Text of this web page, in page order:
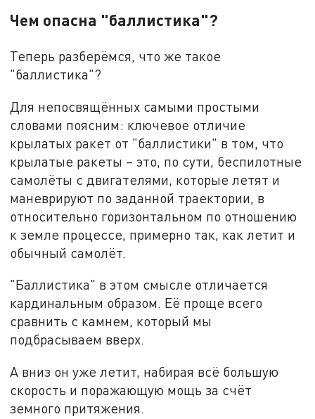
Чем опасна "баллистика"?
Теперь разберёмся, что же такое
"баллистика"?
Для непосвящённых самыми простыми
словами поясним: ключевое отличие
крылатых ракет от "баллистики" в том, что
крылатые ракеты – это, по сути, беспилотные
самолёты с двигателями, которые летят и
маневрируют по заданной траектории, в
относительно горизонтальном по отношению
к земле процессе, примерно так, как летит и
обычный самолёт.
"Баллистика" в этом смысле отличается
кардинальным образом. Её проще всего
сравнить с камнем, который мы
подбрасываем вверх.
А вниз он уже летит, набирая всё большую
скорость и поражающую мощь за счёт
земного притяжения.